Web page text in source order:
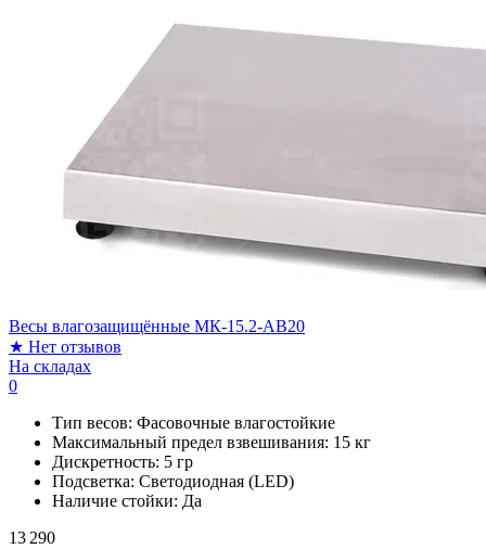
Весы влагозащищённые МК-15.2-AB20
★ Нет отзывов
На складах
0
Тип весов: Фасовочные влагостойкие
Максимальный предел взвешивания: 15 кг
Дискретность: 5 гр
Подсветка: Светодиодная (LED)
Наличие стойки: Да
13 290